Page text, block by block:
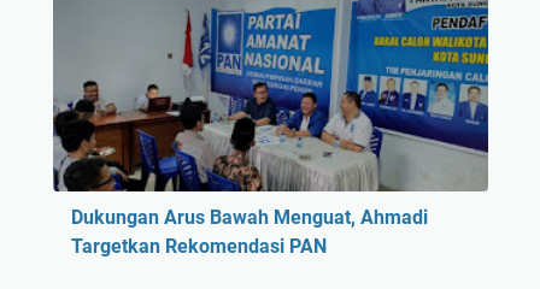
Dukungan Arus Bawah Menguat, Ahmadi
Targetkan Rekomendasi PAN